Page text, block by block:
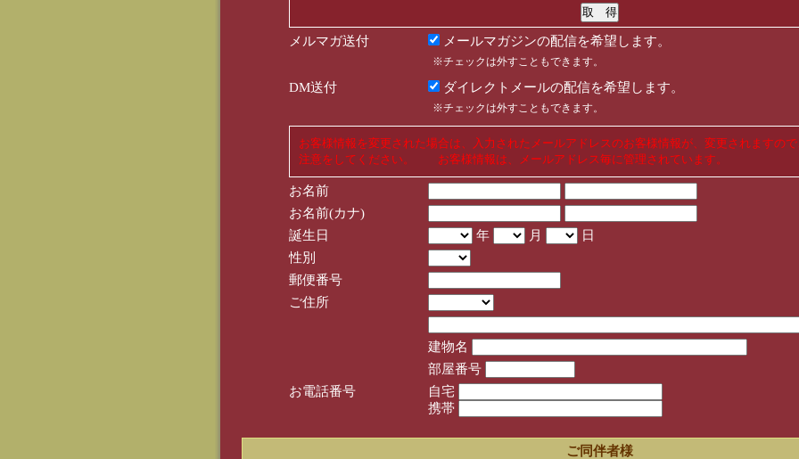
メルマガ送付 メールマガジンの配信を希望します。
※チェックは外すこともできます。
DM送付 ダイレクトメールの配信を希望します。
※チェックは外すこともできます。
お客様情報を変更された場合は、入力されたメールアドレスのお客様情報が、変更されますので
注意をしてください。 お客様情報は、メールアドレス毎に管理されています。
お名前
お名前(カナ)
誕生日
年 月
日
性別
郵便番号
ご住所
建物名
部屋番号
お電話番号
自宅
携帯
ご同伴者様